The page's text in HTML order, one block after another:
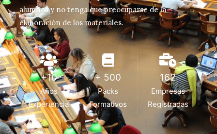
alumnos y no tenga que preocuparse de la
elaboración de los materiales.
+10
Años
Experiencia
+ 500
Packs
Formativos
162
Empresas
Registradas